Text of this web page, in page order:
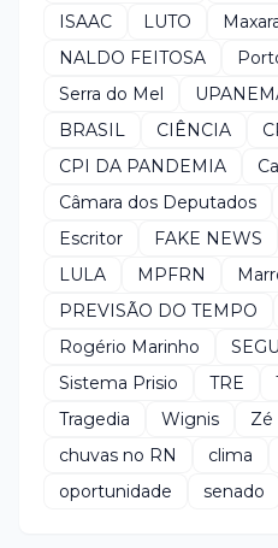
ISAAC
LUTO
NALDO FEITOSA
Serra do Mel
BRASIL
CIÊNCIA
CPI DA PANDEMIA
Câmara dos Deputados
Escritor
FAKE NEWS
LULA
MPFRN
PREVISÃO DO TEMPO
Rogério Marinho
Sistema Prisio
TRE
Tragedia
Wignis Zé
chuvas no RN
clima
oportunidade
senado